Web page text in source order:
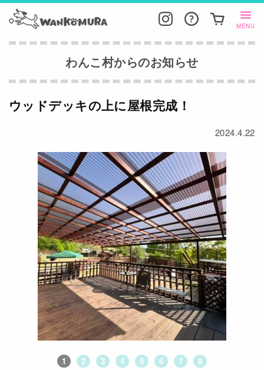
MENU
わんこ村からのお知らせ
ウッドデッキの上に屋根完成！
2024.4.22
1 2 3 4 5 6 7 8